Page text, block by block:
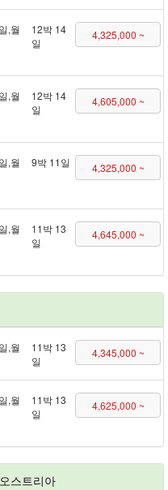
일,월
12박 14
일
4,325,000 ~
일,월
12박 14
일
4,605,000 ~
일,월 9박 11일 4,325,000 ~
일,월
11박 13
일
4,645,000 ~
일,월
11박 13
일
4,345,000 ~
일,월
11박 13
일
4,625,000 ~
스트리아